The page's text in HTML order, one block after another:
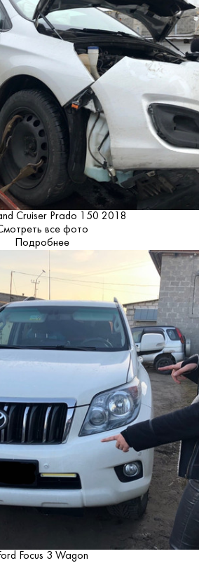
Cruiser Prado 150 2018
все фото
Подробнее
Focus 3 Wagon